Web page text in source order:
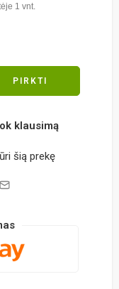
1 vnt.
PIRKTI
klausimą
šią prekę